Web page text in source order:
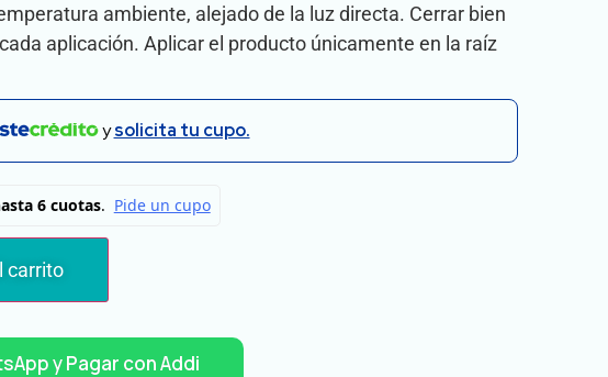
ambiente, alejado de la luz directa. Cerrar bien
aplicación. Aplicar el producto únicamente en la raíz
ysolicita tu cupo.
carrito
y Pagar con Addi